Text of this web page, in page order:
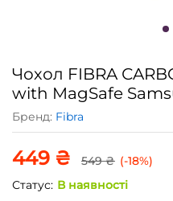
Чохол FIBRA
with MagSafe
Бренд: Fibra
449 ₴ 549₴ (-18%)
Статус: В наявності